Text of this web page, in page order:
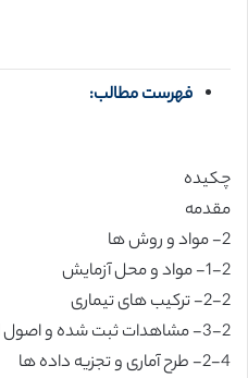
فهرست مطالب:
چکیده
مقدمه
2- مواد و روش ها
1-2- مواد و محل آزمایش
2-2- ترکیب های تیماری
3-2- مشاهدات ثبت شده و اصول استنباطی
2-4- طرح آماری و تجزیه داده ها